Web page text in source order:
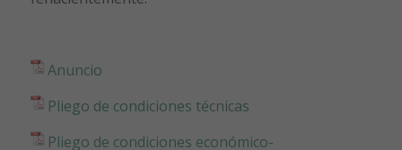
Anuncio
Pliego de condiciones técnicas
Pliego de condiciones económico-